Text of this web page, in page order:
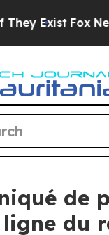
Exist Fox
de
ligne du